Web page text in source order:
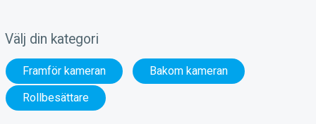
Välj din kategori
Framför kameran
Bakom kameran
Rollbesättare